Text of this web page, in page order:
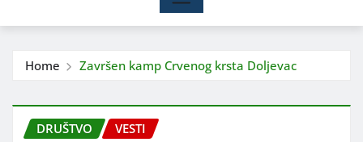
Home Završen kamp Crvenog krsta Doljevac
DRUŠTVO VESTI